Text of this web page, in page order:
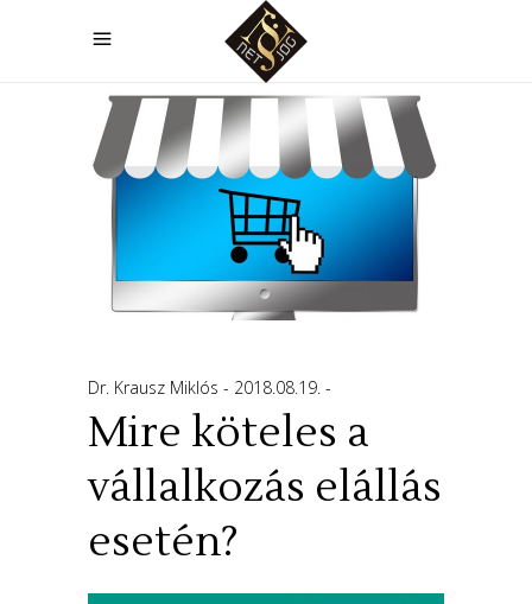
Dr. Krausz Miklós 2018.08.19.
Mire köteles a
vállalkozás elállás
esetén?